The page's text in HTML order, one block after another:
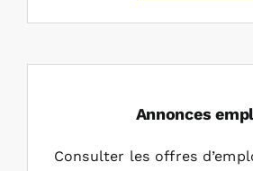
Annonces
Consulter les offres